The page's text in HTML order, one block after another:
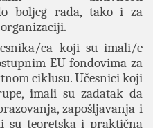
boljeg rada, tako i za
ca koji su imali/e
EU fondovima za
ciklusu. Učesnici koji
imali su zadatak da
zapošljavanja i
su teoretska i praktična